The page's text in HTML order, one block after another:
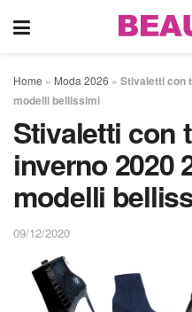
Home » Moda 2026 » Stivaletti con
modelli bellissimi
Stivaletti con
inverno 2020
modelli
09/12/2020